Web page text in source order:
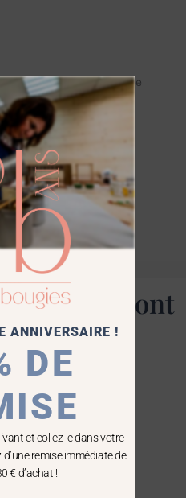
décoratives – forme
formats de bougies
séduiront
ANNIVERSAIRE !
DE
et collez-le dans votre
remise immédiate de
€ d’achat !